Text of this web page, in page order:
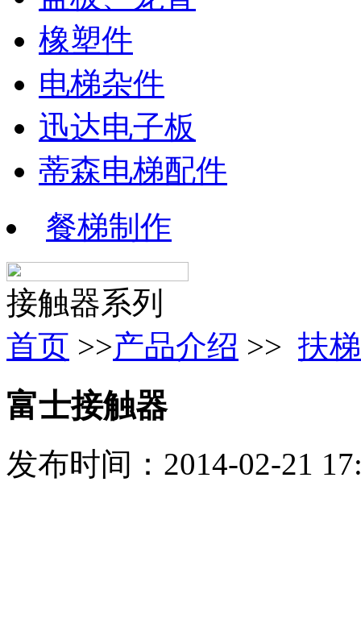
橡塑件
电梯杂件
迅达电子板
蒂森电梯配件
餐梯制作
接触器系列
首页 >>产品介绍 >> 扶
富士接触器
发布时间：2014-02-21